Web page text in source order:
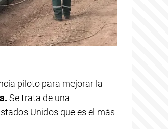
piloto para mejorar la
Se trata de una
Unidos que es el más